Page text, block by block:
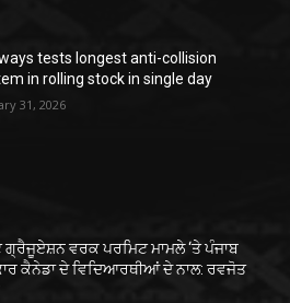
tests longest anti-collision
in rolling stock in single day
31, 2026
ਗ੍ਰੈਜੂਏਸ਼ਨ ਵਰਕ ਪਰਮਿਟ ਮਾਮਲੇ ‘ਤੇ ਪੰਜਾਬ
ਕੈਨੇਡਾ ਦੇ ਵਿਦਿਆਰਥੀਆਂ ਦੇ ਨਾਲ: ਰਵਜੋਤ